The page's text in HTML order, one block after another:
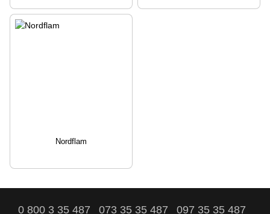
Nordflam
0 800 3 35 487 073 35 35 487 097 35 35 487